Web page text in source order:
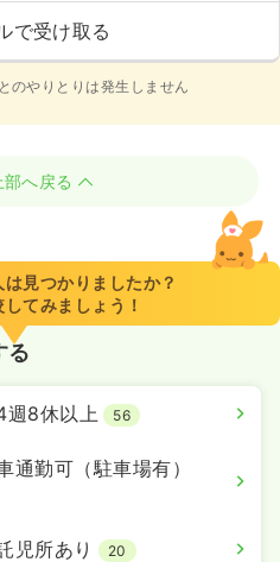
で受け取る
のやりとりは発生しません
へ戻る
見つかりましたか？
てみましょう！
る
週8休以上 56
通勤可（駐車場有）
児所あり 20